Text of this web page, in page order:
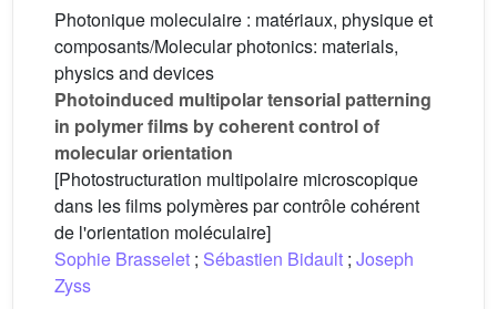
Photonique moleculaire : matériaux, physique et
composants/Molecular photonics: materials,
physics and devices
Photoinduced multipolar tensorial patterning
in polymer films by coherent control of
molecular orientation
[Photostructuration multipolaire microscopique
dans les films polymères par contrôle cohérent
de l'orientation moléculaire]
Sophie Brasselet ; Sébastien Bidault ; Joseph
Zyss